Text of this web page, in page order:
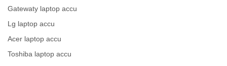
Gatewaty laptop accu
Lg laptop accu
Acer laptop accu
Toshiba laptop accu